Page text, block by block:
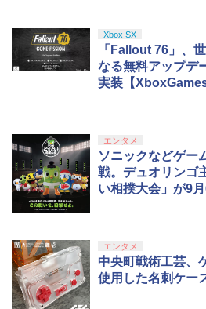
Xbox SX
「Fallout 76」、
なる無料アップデ
実装【
エンタメ
ソニックなどゲー
戦。デュオリンゴ
い相撲大会」が9
エンタメ
中央町戦術工芸、
使用した名刺ケー